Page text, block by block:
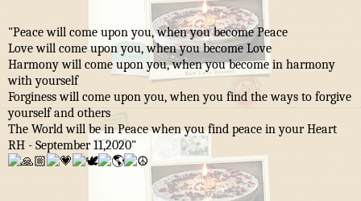
"Peace will come upon you, when you become Peace
Love will come upon you, when you become Love
Harmony will come upon you, when you become in harmony
with yourself
Forginess will come upon you, when you find the ways to forgive
yourself and others
The World will be in Peace when you find peace in your Heart
RH - September 11,2020"